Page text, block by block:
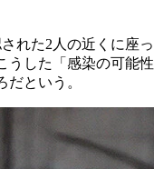
れた2人の近くに座っ
うした「感染の可能性
という。